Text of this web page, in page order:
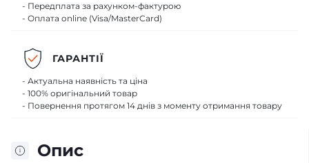
Опис
- Передплата за рахунком-фактурою
- Оплата online (Visa/MasterCard)
ГАРАНТІЇ
- Актуальна наявність та ціна
- 100% оригінальний товар
- Повернення протягом 14 днів з моменту отримання товару